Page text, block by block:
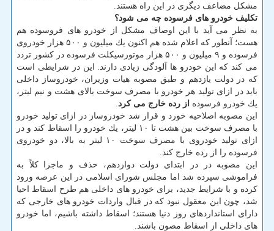
مشكل مضاعف دیگری در این راه هستند.
تكلیف خودرو های فرسوده چه می شود؟
به نظر می آید با این اوصاف مشكل از خودرو های فروسوده هم
هست؛ آنطور كه اعلام شده هم اكنون یك میلیون و ۵۰۰ هزار خودروی
فرسوده و ۹ میلیون و ۵۰۰ هزار موتورسیكلت فرسوده در كشور تردد
می كند كه این خودرو ها آلودگی زیادی دارند. این در شرایطی است
كه در دولت یازدهم و طبق مصوبه هیات وزیران، خودروساز داخلی
باید در ازای تولید هر خودرو با مصرف سوخت بالای هشت و نیم لیتر،
یك خودرو فرسوده از رده خارج می كرد
این مصوبه اصلاحیه خورد و قرار شد خودروساز در ازای تولید خودرو
با مصرف سوخت بین هشت تا ۱۰ لیتر، یك خودرو را اسقاط كند و در
ازای تولید خودروی با مصرف سوخت ۱۰ لیتر به بالا، دو خودروی
فرسوده را از رده خارج كند.
این مصوبه در در ابتدای دولت دوازدهم، حذف و ماجرا كلاً به
فراموشی سپرده شد اما مجلس شورای اسلامی در این عرصه ورود
كرده و با شرایط جدید، برای خودرو های داخلی هم طرح اسقاط احیا
شد، چون این معقول نبود كه در قبال واردات خودرو های خارجی كه
دارای استانداردهای روز دنیا هستند؛ اسقاط داشته باشیم، اما خودرو
های داخلی از اسقاط مصون باشند.